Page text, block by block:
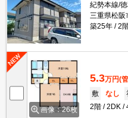
紀勢本線/
三重県松阪
築25年
2
画像：26枚
5.3万円(
敷
なし
2階
2DK